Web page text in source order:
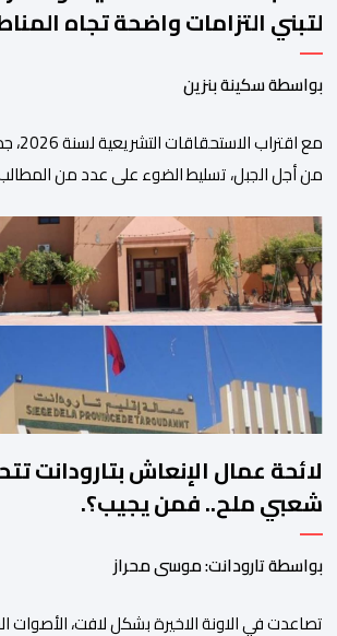
لتبني التزامات واضحة تجاه
بواسطة سكينة بنزين
مع
من أجل الجبل، تسليط الضوء على عدد من
فيها الأحزاب السياسية،
المنتظرة، في إطار تعاقد سياسي مع المناطق
الوعود الانتخابية إلى التزامات عملية […]
لائحة عمال الإنعاش بتارودانت
شعبي ملح.. فمن يجيب؟.
بواسطة تارودانت: موسى محراز
تصاعدت في الاونة الاخيرة بشكل لافت،